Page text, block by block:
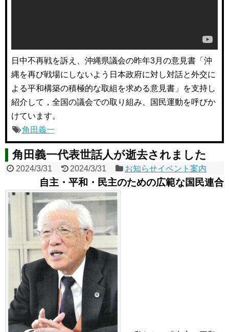
日中不再戦を訴え、沖縄県議会の昨年3月の意見書「沖
縄を再び戦場にしないよう日本政府に対し対話と外交に
よる平和構築の積極的な取組を求める意見書」を支持し
紹介して，全国の議会での取り組み、国民運動を呼びか
けています。
角田義一
角田義一代表世話人が逝去されました
2024/3/31 2024/3/31 お知らせイベント案内
自主・平和・民主のための広範な国民連合